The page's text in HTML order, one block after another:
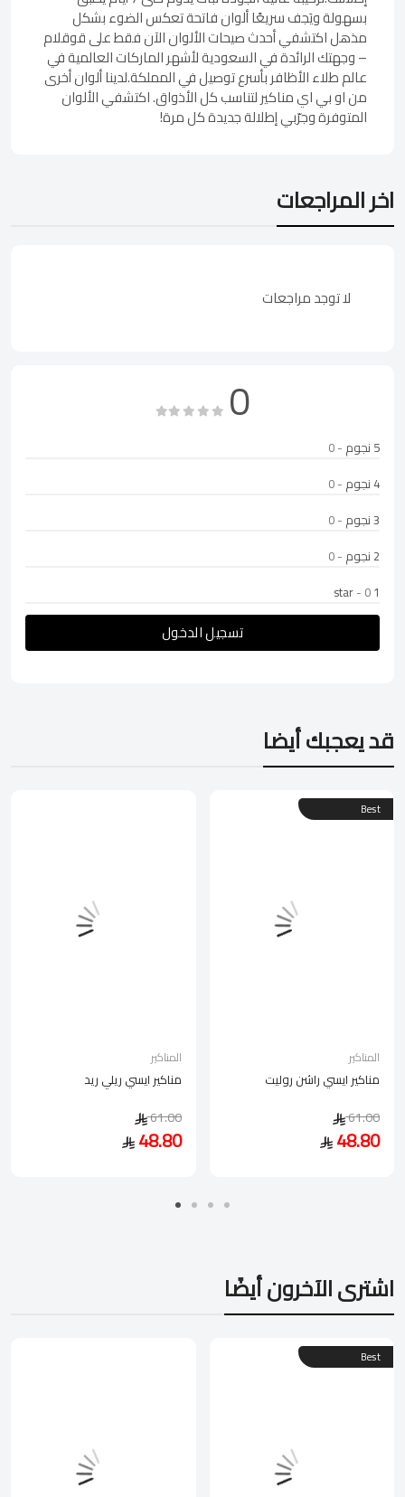
بسهولة ويَجف سريعًا ألوان فاتحة تعكس الضوء بشكل
مذهل اكتشفي أحدث صيحات الألوان الآن فقط على قوقلام
– وجهتك الرائدة في السعودية لأشهر الماركات العالمية في
عالم طلاء الأظافر بأسرع توصيل في المملكة.لدينا ألوان أخرى
من او بي اي مناكير لتناسب كل الأذواق. اكتشفي الألوان
المتوفرة وجرّبي إطلالة جديدة كل مرة!
اخر المراجعات
لا توجد مراجعات
0
5 نجوم
- 0
4 نجوم
- 0
3 نجوم
- 0
2 نجوم
- 0
1 star
- 0
تسجيل الدخول
قد يعجبك أيضا
المناكير
مناكير ايسي ريلي ريد
61.00
48.80
Best
المناكير
مناكير ايسي راشن روليت
61.00
48.80
اشترى الآخرون أيضًا
Best